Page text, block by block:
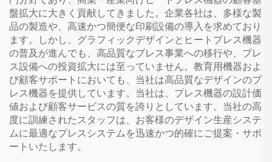
盤拡大に大きく貢献してきました。企業各社は、多様な製
品の製造や、高速かつ簡便な印刷設備の導入を求めており
ます。しかし、グラフィックデザインとヒートプレス機器
の普及が進んでも、高品質なプレス事業への移行や、プレ
ス設備への投資拡大には至っていません。教育用機器およ
び顧客サポートにおいても、当社は高品質なデザインのプ
レス機器を提供しています。当社は、プレス機器の設計価
値および顧客サービスの質を誇りとしています。当社の高
度に訓練されたスタッフは、お客様のデザイン生産システ
ムに最適なプレスシステムを迅速かつ的確にご提案・サポ
ートいたします。